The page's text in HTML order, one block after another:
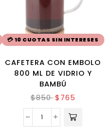
💳 10 CUOTAS SIN INTERESES
CAFETERA CON EMBOLO
800 ML DE VIDRIO Y
BAMBÚ
$850 $765